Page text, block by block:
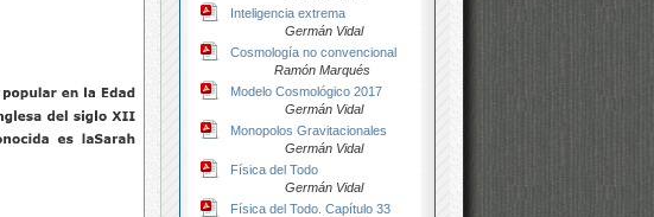
Inteligencia extrema
Germán Vidal
Cosmología no convencional
Ramón Marqués
Modelo Cosmológico 2017
Germán Vidal
Monopolos Gravitacionales
Germán Vidal
Física del Todo
Germán Vidal
Física del Todo. Capítulo 33